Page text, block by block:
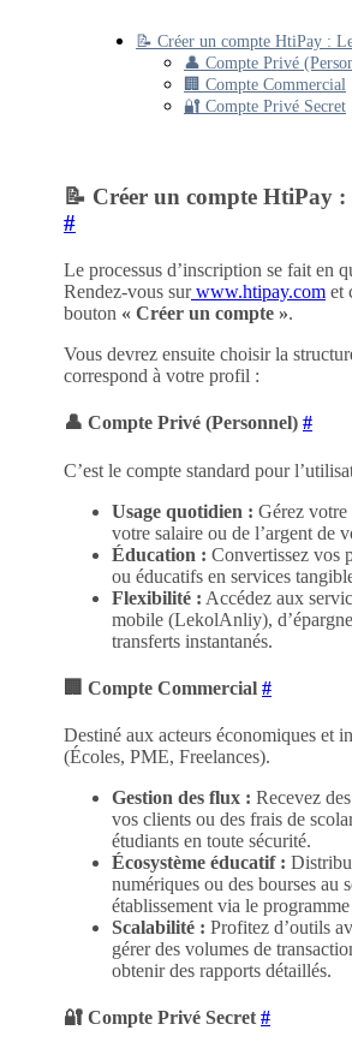
📝 Créer un compte HtiPay :
👤 Compte Privé
🏢 Compte Commercial
🔐 Compte Privé Secret
📝 Créer un compte HtiPay :
#
Le processus d’inscription se fait en
Rendez-vous sur www.htipay.com et
bouton « Créer un compte ».
Vous devrez ensuite choisir la
correspond à votre profil :
👤 Compte Privé (Personnel) #
C’est le compte standard pour
Usage quotidien : Gérez votre
votre salaire ou de l’argent de
Éducation : Convertissez vos
ou éducatifs en services
Flexibilité : Accédez aux
mobile (LekolAnliy),
transferts instantanés.
🏢 Compte Commercial #
Destiné aux acteurs économiques et
(Écoles, PME, Freelances).
Gestion des flux : Recevez
vos clients ou des frais de
étudiants en toute sécurité.
Écosystème éducatif :
numériques ou des bourses au
établissement via le programme
Scalabilité : Profitez d’outils
gérer des volumes de
obtenir des rapports détaillés.
🔐 Compte Privé Secret #